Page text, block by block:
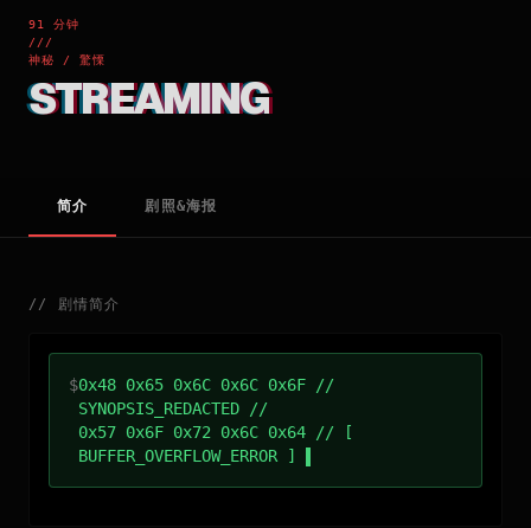
91 分钟
///
神秘 / 驚慄
STREAMING
简介 剧照&海报
// 剧情简介
$0x48 0x65 0x6C 0x6C 0x6F //
SYNOPSIS_REDACTED //
0x57 0x6F 0x72 0x6C 0x64 // [
BUFFER_OVERFLOW_ERROR ]